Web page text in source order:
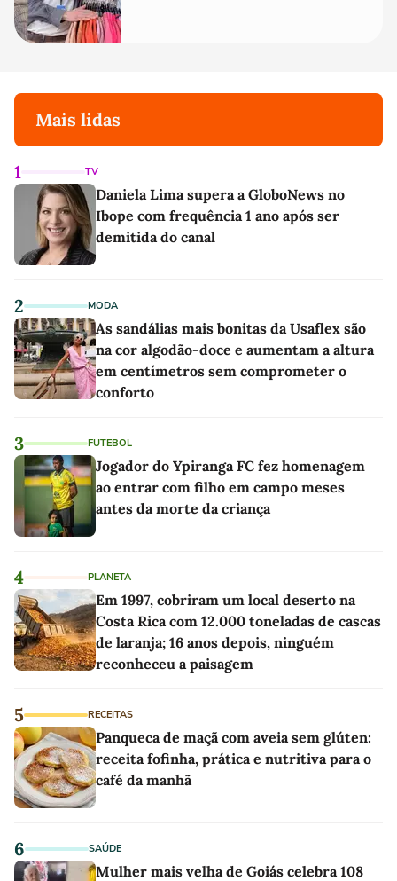
Mais lidas
1 TV
Daniela Lima supera a GloboNews no
Ibope com frequência 1 ano após ser
demitida do canal
2 MODA
As sandálias mais bonitas da Usaflex são
na cor algodão-doce e aumentam a altura
em centímetros sem comprometer o
conforto
3 FUTEBOL
Jogador do Ypiranga FC fez homenagem
ao entrar com filho em campo meses
antes da morte da criança
4 PLANETA
Em 1997, cobriram um local deserto na
Costa Rica com 12.000 toneladas de cascas
de laranja; 16 anos depois, ninguém
reconheceu a paisagem
5 RECEITAS
Panqueca de maçã com aveia sem glúten:
receita fofinha, prática e nutritiva para o
café da manhã
6 SAÚDE
Mulher mais velha de Goiás celebra 108